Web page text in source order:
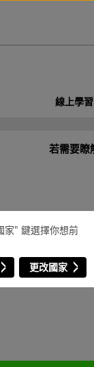
線上學習
若需要瞭
家" 鍵選擇你想前
更改國家